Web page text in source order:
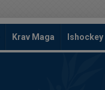
Krav Maga Ishockey